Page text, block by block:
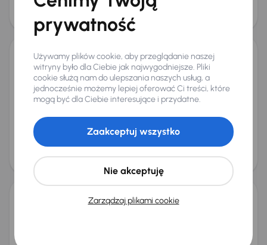
obniżką
Taniej o 1 100 zł
Hyundai Veloster
2012109 755 km Benzyna1.6 GDI103 kW
Książka serwisowa 1.6 GDI
Miesięczna rata
od 155 zł
Cena promocyjna
20 600 zł
Najniższa cena z 30 dni przed
obniżką
27 100 zł
Cena po obniżce
26 000 zł
Taniej o 4 100 zł
prywatność
Używamy plików cookie, aby przeglądanie naszej
witryny było dla Ciebie jak najwygodniejsze. Pliki
cookie służą nam do ulepszania naszych usług, a
jednocześnie możemy lepiej oferować Ci treści, które
mogą być dla Ciebie interesujące i przydatne.
Zarządzaj plikami cookie
Nie akceptuję
Zaakceptuj wszystko